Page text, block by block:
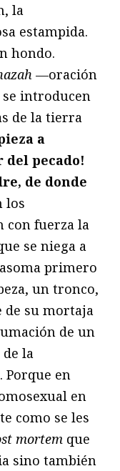
la
estampida.
hondo.
—oración
introducen
de la tierra
a
pecado!
de donde
los
con fuerza la
se niega a
primero
un tronco,
de su mortaja
de un
la
Porque en
en
como se les
mortem que
sino también